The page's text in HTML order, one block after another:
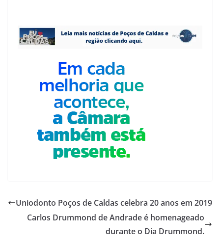
Uniodonto Poços de Caldas celebra 20 anos em 2019
Carlos Drummond de Andrade é homenageado
durante o Dia Drummond.